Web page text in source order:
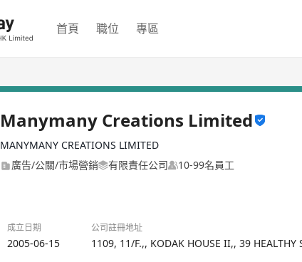
首頁 職位 專區
Manymany Creations Limited
MANYMANY CREATIONS LIMITED
廣告/公關/市場營銷
有限責任公司 10-99名員工
成立日期 公司註冊地址
2005-06-15 1109, 11/F.,, KODAK HOUSE II,, 39 HEALTHY